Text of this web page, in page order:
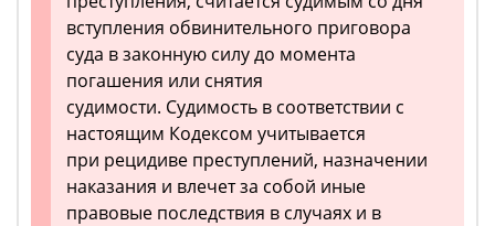
вступления обвинительного приговора
суда в законную силу до момента
погашения или снятия
судимости. Судимость в соответствии с
настоящим Кодексом учитывается
при рецидиве преступлений, назначении
наказания и влечет за собой иные
правовые последствия в случаях и в